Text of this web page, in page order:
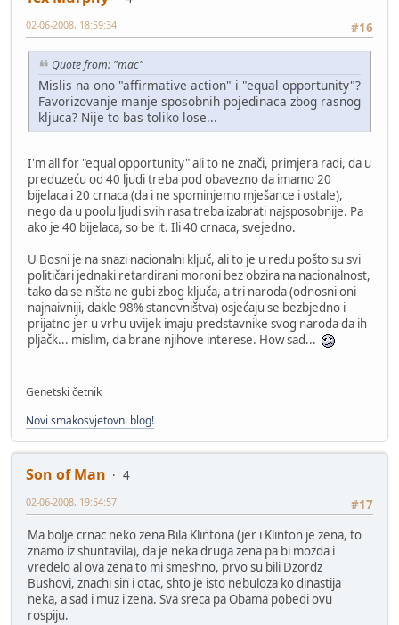
#16
02-06-2008, 18:59:34
Quote from: "mac"
Mislis na ono "affirmative action" i "equal opportunity"?
Favorizovanje manje sposobnih pojedinaca zbog rasnog
kljuca? Nije to bas toliko lose...
I'm all for "equal opportunity" ali to ne znači, primjera radi, da u
preduzeću od 40 ljudi treba pod obavezno da imamo 20
bijelaca i 20 crnaca (da i ne spominjemo mješance i ostale),
nego da u poolu ljudi svih rasa treba izabrati najsposobnije. Pa
ako je 40 bijelaca, so be it. Ili 40 crnaca, svejedno.
U Bosni je na snazi nacionalni ključ, ali to je u redu pošto su svi
političari jednaki retardirani moroni bez obzira na nacionalnost,
tako da se ništa ne gubi zbog ključa, a tri naroda (odnosni oni
najnaivniji, dakle 98% stanovništva) osjećaju se bezbjedno i
prijatno jer u vrhu uvijek imaju predstavnike svog naroda da ih
pljačk... mislim, da brane njihove interese. How sad...
Genetski četnik
Novi smakosvjetovni blog!
Son of Man
4
#17
02-06-2008, 19:54:57
Ma bolje crnac neko zena Bila Klintona (jer i Klinton je zena, to
znamo iz shuntavila), da je neka druga zena pa bi mozda i
vredelo al ova zena to mi smeshno, prvo su bili Dzordz
Bushovi, znachi sin i otac, shto je isto nebuloza ko dinastija
neka, a sad i muz i zena. Sva sreca pa Obama pobedi ovu
rospiju.